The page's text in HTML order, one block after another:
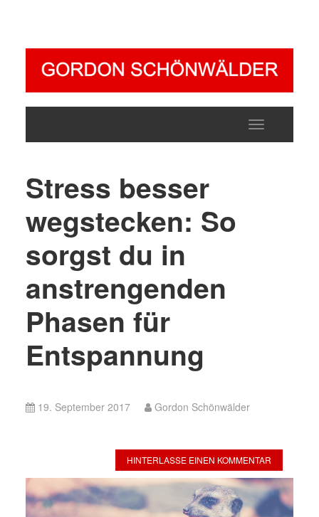
Toggle
navigation
Stress besser
wegstecken: So
sorgst du in
anstrengenden
Phasen für
Entspannung
19. September 2017 Gordon Schönwälder
HINTERLASSE EINEN KOMMENTAR